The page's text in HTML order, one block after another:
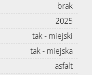
brak
2025
tak - miejski
tak - miejska
asfalt